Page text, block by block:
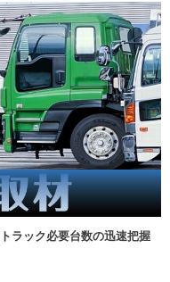
ラック必要台数の迅速把握